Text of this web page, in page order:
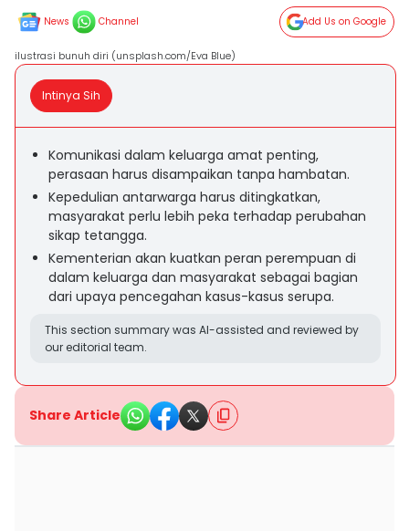
News Channel Add Us on Google
ilustrasi bunuh diri (unsplash.com/Eva Blue)
Intinya Sih
Komunikasi dalam keluarga amat penting,
perasaan harus disampaikan tanpa hambatan.
Kepedulian antarwarga harus ditingkatkan,
masyarakat perlu lebih peka terhadap perubahan
sikap tetangga.
Kementerian akan kuatkan peran perempuan di
dalam keluarga dan masyarakat sebagai bagian
dari upaya pencegahan kasus-kasus serupa.
This section summary was AI-assisted and reviewed by
our editorial team.
Share Article